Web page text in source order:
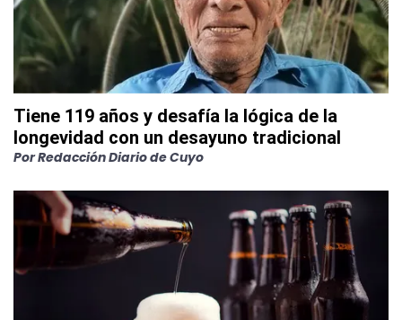
Tiene 119 años y desafía la lógica de la
longevidad con un desayuno tradicional
PorRedacción Diario de Cuyo